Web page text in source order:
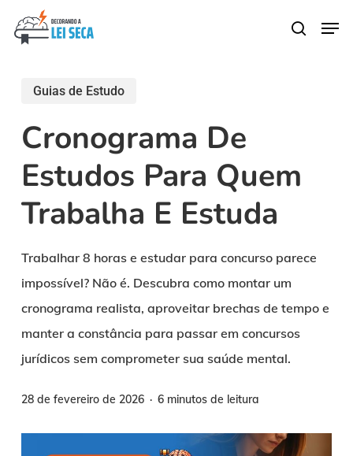
content
search
Guias de Estudo
Cronograma De
Estudos Para Quem
Trabalha E Estuda
Trabalhar 8 horas e estudar para concurso parece
impossível? Não é. Descubra como montar um
cronograma realista, aproveitar brechas de tempo e
manter a constância para passar em concursos
jurídicos sem comprometer sua saúde mental.
28 de fevereiro de 2026 6 minutos de leitura